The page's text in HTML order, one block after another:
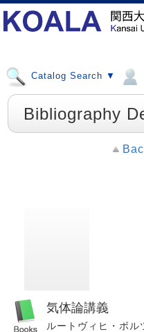
Catalog Search ▼
Bibliography
気体論講義
ルートヴィヒ・ボ